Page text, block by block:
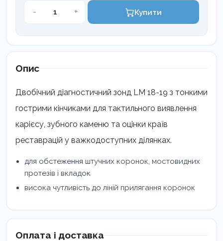
-
ЗОНД
СТОМАТОЛОГІЧНИЙ
19
кількість
+ Купити
Опис
Двобічний діагностичний зонд LM 18-19 з тонкими
гострими кінчиками для тактильного виявлення
карієсу, зубного каменю та оцінки країв
реставрацій у важкодоступних ділянках.
для обстеження штучних коронок, мостовидних
протезів і вкладок
висока чутливість до ліній прилягання коронок
Оплата і доставка